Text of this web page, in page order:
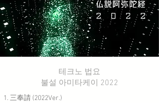
테크노 법요
불설 아미타케이 2022
三奉請 (2022Ver.)